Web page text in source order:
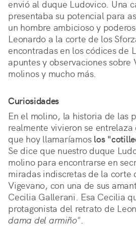
envió al duque Ludovico. Una
presentaba su potencial para
un hombre ambicioso y
Leonardo a la corte de los
encontradas en los códices de
apuntes y observaciones sobre
molinos y mucho más.
Curiosidades
En el molino, la historia de las
realmente vivieron se
que hoy llamaríamos los
Se dice que nuestro duque
molino para encontrarse en
miradas indiscretas de la corte
Vigevano, con una de sus
Cecilia Gallerani. Esa Cecilia
protagonista del retrato de
dama del armiño".